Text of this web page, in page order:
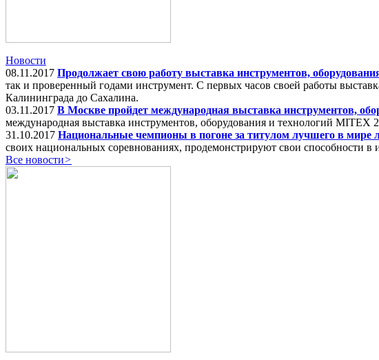
Новости
08.11.2017 Продолжает свою работу выставка инструментов,
так и проверенный годами инструмент. С первых часов своей работы
Калининграда до Сахалина.
03.11.2017 В Москве пройдет международная выставка инструментов,
международная выставка инструментов, оборудования и технологий
31.10.2017 Национальные чемпионы в погоне за титулом лучшего в мире
своих национальных соревнованиях, продемонстрируют свои способности в
Все новости>